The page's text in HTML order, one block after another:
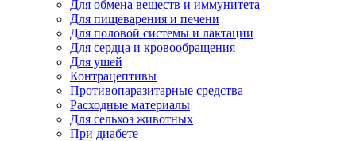
Для обмена веществ и иммунитета
Для пищеварения и печени
Для половой системы и лактации
Для сердца и кровообращения
Для ушей
Контрацептивы
Противопаразитарные средства
Расходные материалы
Для сельхоз животных
При диабете